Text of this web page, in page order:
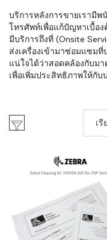
บริการหลังการขายเรามี
โทรศัพท์เพื่อแก้ปัญหาเบื้อ
มีบริการถึงที่ (Onsite
ส่งเครื่องเข้ามาซ่อมแซม
แน่ใจได้ว่าสอดคล้องกับม
เพื่อเพิ่มประสิทธิภาพให้กับ
เ
ให